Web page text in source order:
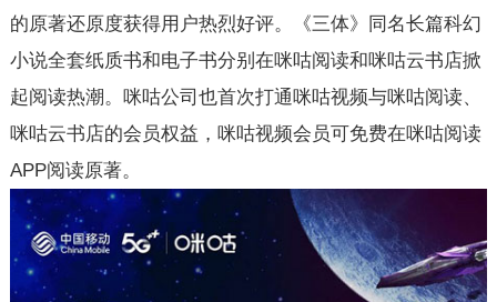
的原著还原度获得用户热烈好评。《三体》同名长篇科幻
小说全套纸质书和电子书分别在咪咕阅读和咪咕云书店掀
起阅读热潮。咪咕公司也首次打通咪咕视频与咪咕阅读、
咪咕云书店的会员权益，咪咕视频会员可免费在咪咕阅读
APP阅读原著。